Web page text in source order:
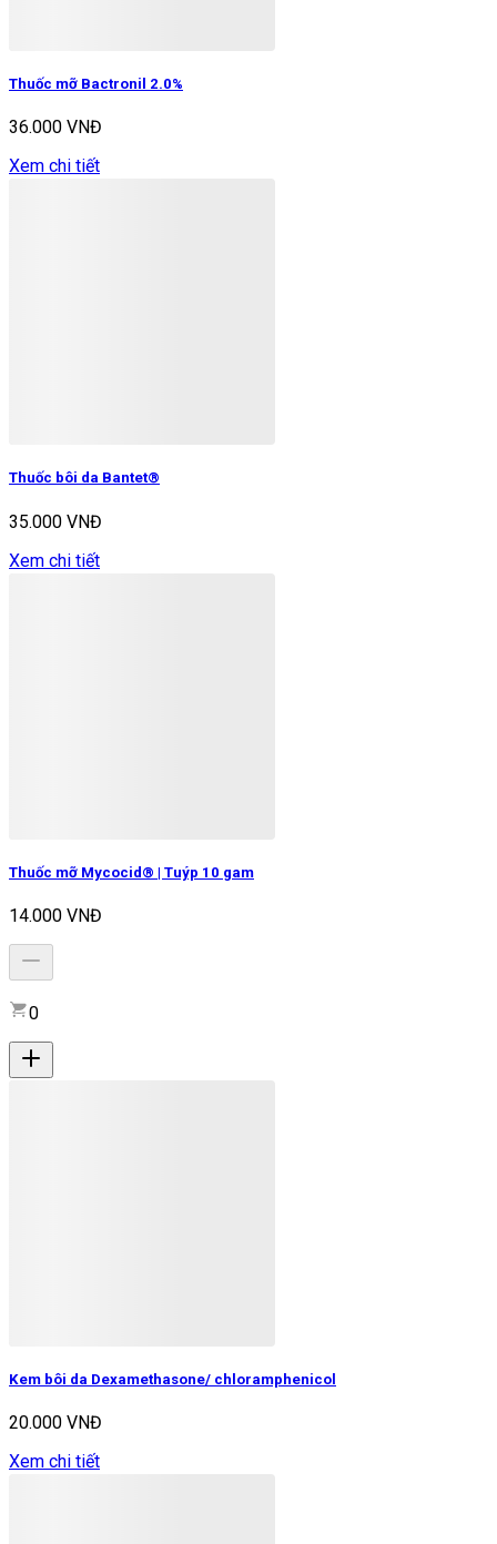
Thuốc mỡ Bactronil 2.0%
36.000 VNĐ
Xem chi tiết
Thuốc bôi da Bantet®
35.000 VNĐ
Xem chi tiết
Thuốc mỡ Mycocid® | Tuýp 10 gam
14.000 VNĐ
0
Kem bôi da Dexamethasone/ chloramphenicol
20.000 VNĐ
Xem chi tiết